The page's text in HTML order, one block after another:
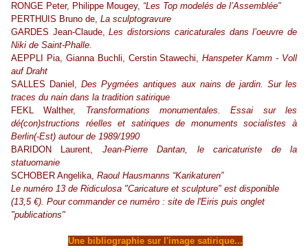
RONGE Peter, Philippe Mougey, “Les Top modelés de l’Assemblée”
PERTHUIS Bruno de, La sculptogravure
GARDES Jean-Claude,Les distorsions caricaturales dans l’oeuvre de
Niki de Saint-Phalle.
AEPPLI Pia, Gianna Buchli, Cerstin Stawechi,Hanspeter Kamm - Voll
auf Draht
SALLES Daniel,Des Pygmées antiques aux nains de jardin. Sur les
traces du nain dans la tradition satirique
FEKL Walther, Transformations monumentales. Essai sur les
dé(con)structions réelles et satiriques de monuments socialistes à
Berlin(-Est) autour de 1989/1990
BARIDON Laurent, Jean-Pierre Dantan, le caricaturiste de la
statuomanie
SCHOBER Angelika, Raoul Hausmanns “Karikaturen”
Le numéro 13 de Ridiculosa "Caricature et sculpture" est disponible
(13,5 €). Pour commander ce numéro : site de l'Eiris puis onglet
"publications"
Une bibliographie sur l'image satirique...